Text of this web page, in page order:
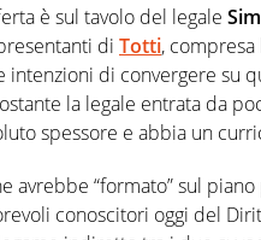
è sul tavolo del legale
di Totti, compresa
intenzioni di convergere su
la legale entrata da
spessore e abbia un
avrebbe “formato” sul
conoscitori oggi del